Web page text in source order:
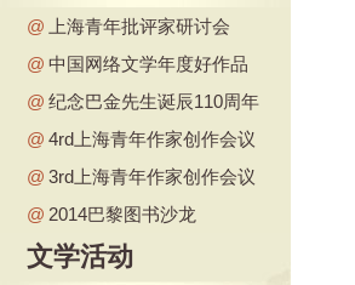
@
上海青年批评家研讨会
@ 中国网络文学年度好作品
@ 纪念巴金先生诞辰110周年
@ 4rd上海青年作家创作会议
@ 3rd上海青年作家创作会议
@ 2014巴黎图书沙龙
文学活动